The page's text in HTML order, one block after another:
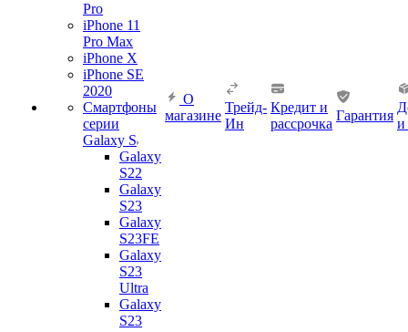
Pro
iPhone 11
Pro Max
iPhone X
iPhone SE
2020
Смартфоны
серии
Galaxy S
Galaxy
S22
Galaxy
S23
Galaxy
S23FE
Galaxy
S23
Ultra
Galaxy
S23
О
магазине
Трейд-
Ин
Кредит и
рассрочка
Гарантия
и